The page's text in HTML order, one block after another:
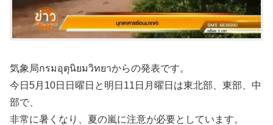
気象局กรมอุตุนิยมวิทยาからの発表です。
今日5月10日日曜日と明日11日月曜日は東北部、東部、中
部で、
非常に暑くなり、夏の嵐に注意が必要としています。